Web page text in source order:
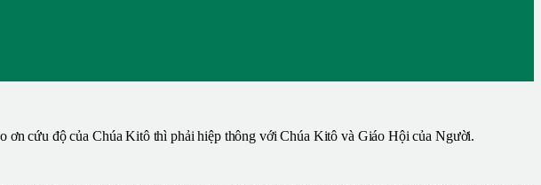
ơn cứu độ của Chúa Kitô thì phải hiệp thông với Chúa Kitô và Giáo Hội của Người.